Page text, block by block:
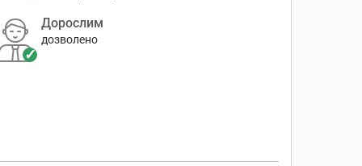
Дорослим
дозволено